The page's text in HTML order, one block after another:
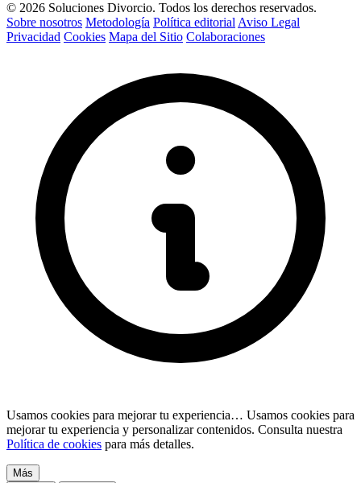
© 2026 Soluciones Divorcio. Todos los derechos reservados.
Sobre nosotros Metodología Política editorial Aviso Legal
Privacidad Cookies Mapa del Sitio Colaboraciones
Usamos cookies para mejorar tu experiencia… Usamos cookies para
mejorar tu experiencia y personalizar contenidos. Consulta nuestra
Política de cookies para más detalles.
Más